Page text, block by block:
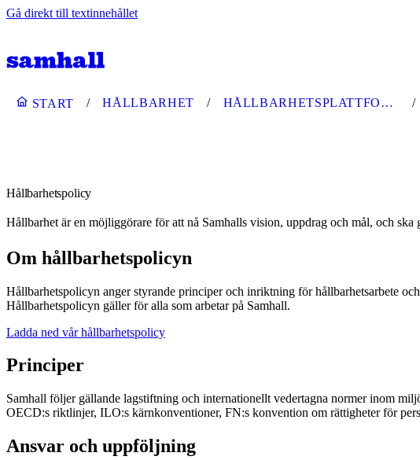
Gå direkt till textinnehållet
START HÅLLBARHET HÅLLBARHETSPLATTFORM
Hållbarhetspolicy
Hållbarhet är en möjliggörare för att nå Samhalls vision, uppdrag och mål, och ska
Om hållbarhetspolicyn
Hållbarhetspolicyn anger styrande principer och inriktning för hållbarhetsarbete
Hållbarhetspolicyn gäller för alla som arbetar på Samhall.
Ladda ned vår hållbarhetspolicy
Principer
Samhall följer gällande lagstiftning och internationellt vedertagna normer inom
OECD:s riktlinjer, ILO:s kärnkonventioner, FN:s konvention om rättigheter för
Ansvar och uppföljning